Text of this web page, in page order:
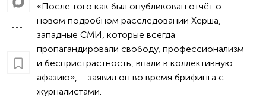
«После того как был опубликован отчёт о
новом подробном расследовании Херша,
западные СМИ, которые всегда
пропагандировали свободу, профессионализм
и беспристрастность, впали в коллективную
афазию», – заявил он во время брифинга с
журналистами.